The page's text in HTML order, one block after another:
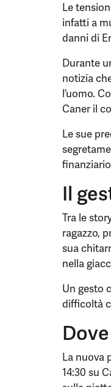
Le
infatti a
danni di
Durante
notizia
l’uomo.
Caner il
Le sue
Il
Tra le
ragazzo,
sua
nella
Un gesto
difficoltà
La nuova
14:30 su